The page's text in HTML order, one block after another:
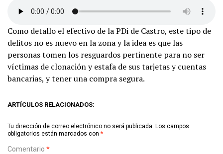
Como detallo el efectivo de la PDi de Castro, este tipo de
delitos no es nuevo en la zona y la idea es que las
personas tomen los resguardos pertinente para no ser
víctimas de clonación y estafa de sus tarjetas y cuentas
bancarias, y tener una compra segura.
ARTÍCULOS RELACIONADOS:
Tu dirección de correo electrónico no será publicada. Los campos
obligatorios están marcados con *
Comentario *